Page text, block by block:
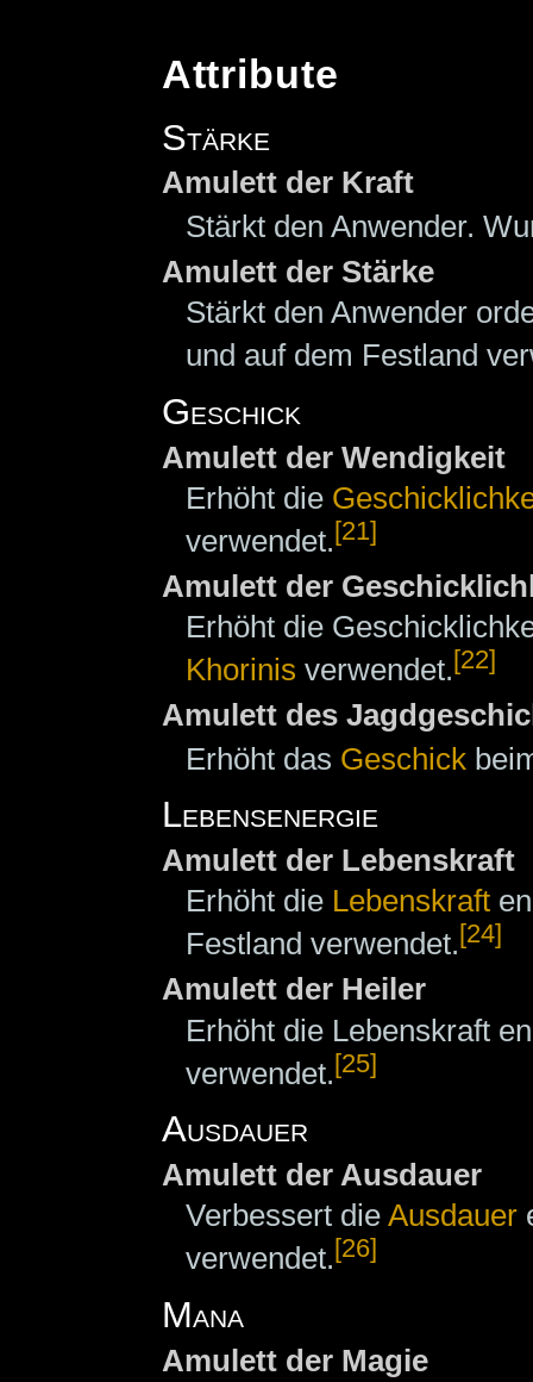
Attribute
Stärke
Amulett der Kraft
Stärkt den Anwender.
Amulett der Stärke
Stärkt den Anwender
und auf dem Festland
Geschick
Amulett der Wendigkeit
Erhöht die
verwendet.[21]
Amulett der
Erhöht die
Khorinis verwendet.[22]
Amulett des
Erhöht das Geschick
Lebensenergie
Amulett der Lebenskraft
Erhöht die Lebenskraft
Festland verwendet.[24]
Amulett der Heiler
Erhöht die Lebenskraft
verwendet.[25]
Ausdauer
Amulett der Ausdauer
Verbessert die Ausdauer
verwendet.[26]
Mana
Amulett der Magie